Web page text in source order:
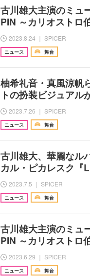
古川雄大主演のミュ
PIN ～カリオストロ
2023.8.24 ｜ SPICER
ニュース 舞台
柚希礼音・真風涼帆
トの扮装ビジュア
2023.7.26 ｜ SPICER
ニュース 舞台
古川雄大、華麗な
カル・ピカレスク
2023.7.5 ｜ SPICER
ニュース 舞台
古川雄大主演のミュ
PIN ～カリオストロ
2023.6.29 ｜ SPICER
ニュース 舞台